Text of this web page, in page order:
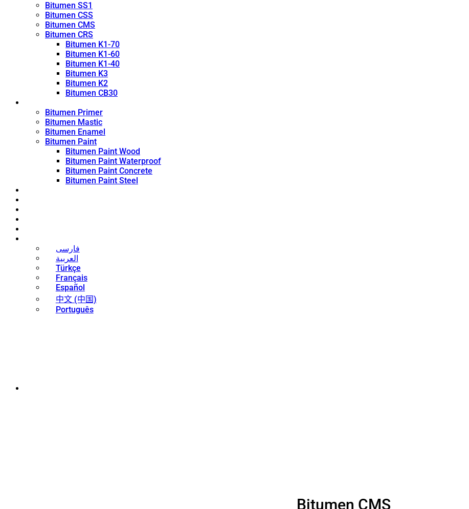
Bitumen SS1
Bitumen CSS
Bitumen CMS
Bitumen CRS
Bitumen K1-70
Bitumen K1-60
Bitumen K1-40
Bitumen K3
Bitumen K2
Bitumen CB30
Bitumen Primer
Bitumen Mastic
Bitumen Enamel
Bitumen Paint
Bitumen Paint Wood
Bitumen Paint Waterproof
Bitumen Paint Concrete
Bitumen Paint Steel
فارسی
العربية
Türkçe
Français
Español
中文 (中国)
Português
Bitumen CMS